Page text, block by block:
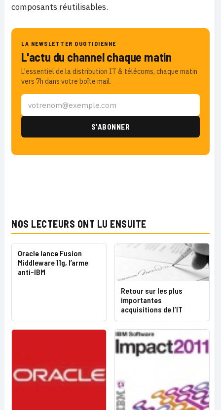
composants réutilisables.
LA NEWSLETTER QUOTIDIENNE
L'actu du channel chaque matin
L'essentiel de la distribution IT & télécoms, chaque matin
vers 7h dans votre boîte mail.
NOS LECTEURS ONT LU ENSUITE
Oracle lance Fusion
Middleware 11g, l’arme
anti-IBM
Retour sur les plus
importantes
acquisitions de l’IT